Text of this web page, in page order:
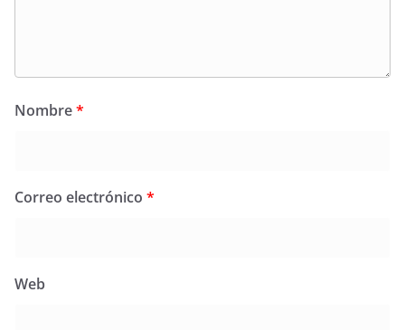
Nombre*
Correo electrónico *
Web